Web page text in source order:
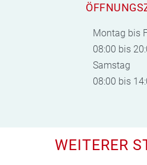
Montag bis
08:00 bis
Samstag
08:00 bis
WEITERER